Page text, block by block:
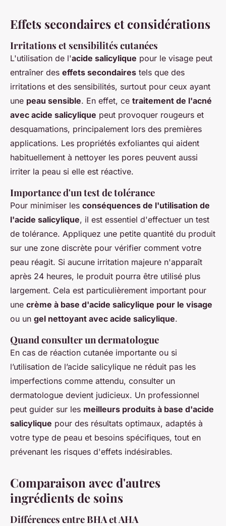
Effets secondaires et considérations
Irritations et sensibilités cutanées
L'utilisation de l'acide salicylique pour le visage peut
entraîner des effets secondaires tels que des
irritations et des sensibilités, surtout pour ceux ayant
une peau sensible. En effet, ce traitement de l'acné
avec acide salicylique peut provoquer rougeurs et
desquamations, principalement lors des premières
applications. Les propriétés exfoliantes qui aident
habituellement à nettoyer les pores peuvent aussi
irriter la peau si elle est réactive.
Importance d'un test de tolérance
Pour minimiser les conséquences de l'utilisation de
l'acide salicylique, il est essentiel d'effectuer un test
de tolérance. Appliquez une petite quantité du produit
sur une zone discrète pour vérifier comment votre
peau réagit. Si aucune irritation majeure n'apparaît
après 24 heures, le produit pourra être utilisé plus
largement. Cela est particulièrement important pour
une crème à base d'acide salicylique pour le visage
ou un gel nettoyant avec acide salicylique.
Quand consulter un dermatologue
En cas de réaction cutanée importante ou si
l’utilisation de l’acide salicylique ne réduit pas les
imperfections comme attendu, consulter un
dermatologue devient judicieux. Un professionnel
peut guider sur les meilleurs produits à base d'acide
salicylique pour des résultats optimaux, adaptés à
votre type de peau et besoins spécifiques, tout en
prévenant les risques d'effets indésirables.
Comparaison avec d'autres
ingrédients de soins
Différences entre BHA et AHA